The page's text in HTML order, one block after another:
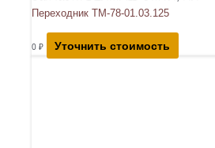
Переходник ТМ-78-01.03.125
0 ₽ Уточнить стоимость